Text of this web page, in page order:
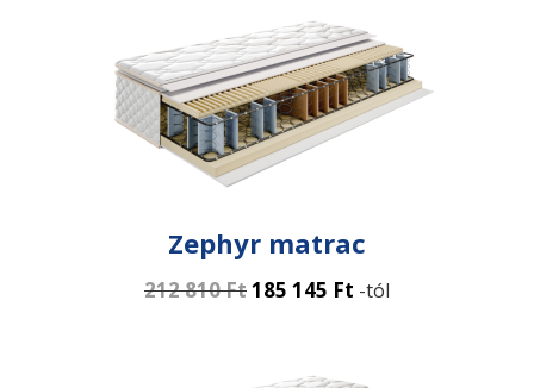
Zephyr matrac
212 810Ft185 145 Ft -tól